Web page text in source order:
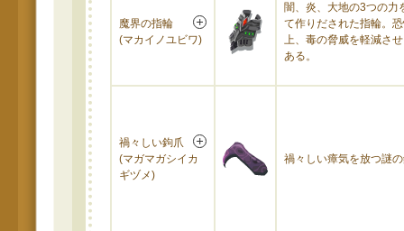
魔界の指輪
(マカイノユビワ)
闇、炎、大地の3つの力
て作りだされた指輪。
上、毒の脅威を軽減さ
ある。
禍々しい鉤爪
(マガマガシイカ
ギヅメ)
禍々しい瘴気を放つ謎